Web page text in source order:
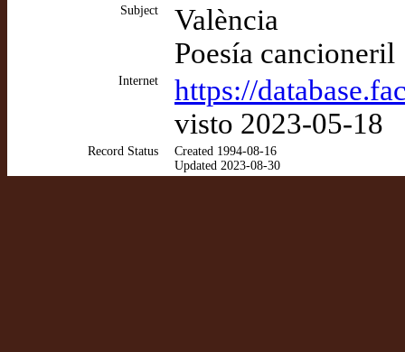
Subject
València
Poesía cancioneril
Internet
https://
visto 2023-05-18
Record Status
Created 1994-08-16
Updated 2023-08-30